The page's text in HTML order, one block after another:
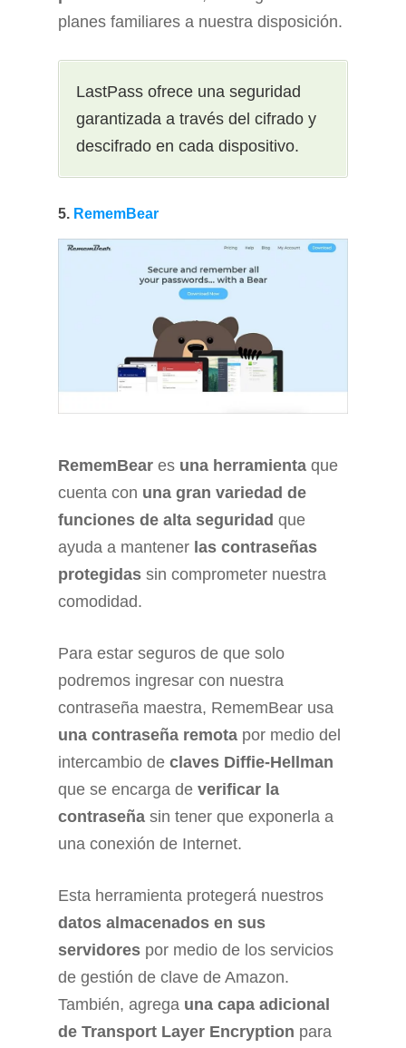
planes familiares a nuestra disposición.
LastPass ofrece una seguridad
garantizada a través del cifrado y
descifrado en cada dispositivo.
5. RememBear
RememBear es una herramienta que
cuenta con una gran variedad de
funciones de alta seguridad que
ayuda a mantener las contraseñas
protegidas sin comprometer nuestra
comodidad.
Para estar seguros de que solo
podremos ingresar con nuestra
contraseña maestra, RememBear usa
una contraseña remota por medio del
intercambio de claves Diffie-Hellman
que se encarga de verificar la
contraseña sin tener que exponerla a
una conexión de Internet.
Esta herramienta protegerá nuestros
datos almacenados en sus
servidores por medio de los servicios
de gestión de clave de Amazon.
También, agrega una capa adicional
de Transport Layer Encryption para